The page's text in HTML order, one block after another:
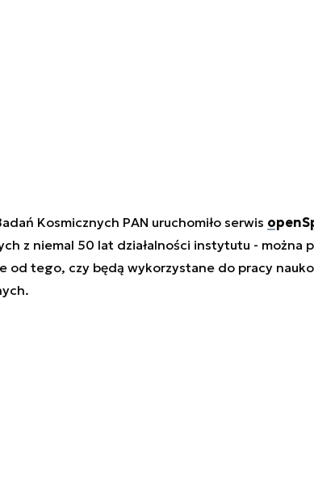
Kosmicznych PAN uruchomiło serwis
z niemal 50 lat działalności instytutu - można
od tego, czy będą wykorzystane do pracy